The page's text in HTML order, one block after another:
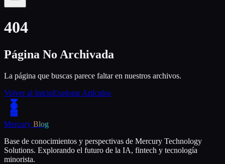
404
Página No Archivada
La página que buscas parece faltar en nuestros archivos.
Volver al InicioExplorar Artículos
Mercury Blog
Base de conocimientos y perspectivas de Mercury Technology
Solutions. Explorando el futuro de la IA, fintech y tecnología
minorista.